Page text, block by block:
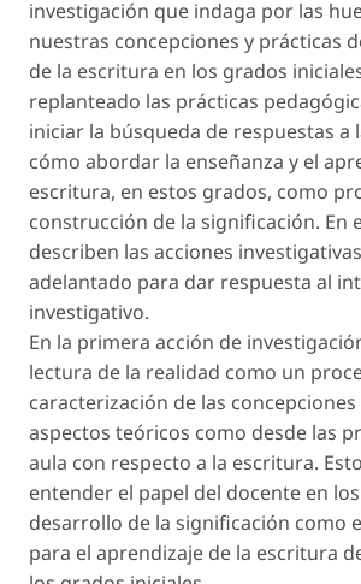
investigación que indaga por las
nuestras concepciones y prácticas
de la escritura en los grados
replanteado las prácticas
iniciar la búsqueda de respuestas a
cómo abordar la enseñanza y el
escritura, en estos grados, como
construcción de la significación. En
describen las acciones
adelantado para dar respuesta al
investigativo.
En la primera acción de
lectura de la realidad como un
caracterización de las concepciones
aspectos teóricos como desde las
aula con respecto a la escritura.
entender el papel del docente en
desarrollo de la significación como
para el aprendizaje de la escritura